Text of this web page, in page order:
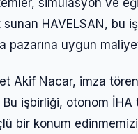
simülasyon ve
HAVELSAN,
pazarına uygun
Akif Nacar, imza
işbirliği, otonom
bir konum